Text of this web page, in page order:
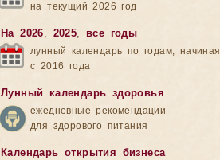
на текущий 2026 год
На 2026, 2025,все годы
лунный календарь по годам, начиная
с 2016 года
Лунный календарь здоровья
ежедневные рекомендации
для здорового питания
Календарь открытия бизнеса